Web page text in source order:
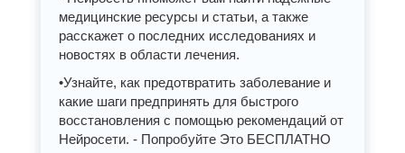
медицинские ресурсы и статьи, а также
расскажет о последних исследованиях и
новостях в области лечения.
•Узнайте, как предотвратить заболевание и
какие шаги предпринять для быстрого
восстановления с помощью рекомендаций от
Нейросети. - Попробуйте Это БЕСПЛАТНО